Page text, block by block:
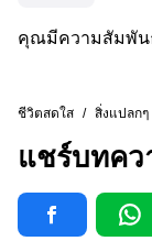
คุณมีความสัมพัน
ชีวิตสดใส / สิ่งแปลกๆ
แชร์บทค